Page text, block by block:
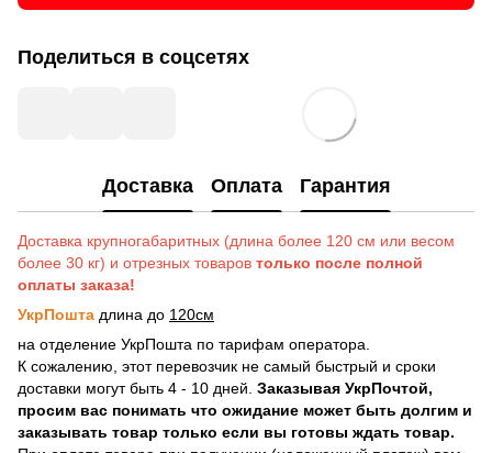
Поделиться в соцсетях
Доставка Оплата Гарантия
Доставка крупногабаритных (длина более 120 см или весом
более 30 кг) и отрезных товаров только после полной
оплаты заказа!
УкрПошта длина до 120см
на отделение УкрПошта по тарифам оператора.
К сожалению, этот перевозчик не самый быстрый и сроки
доставки могут быть 4 - 10 дней. Заказывая УкрПочтой,
просим вас понимать что ожидание может быть долгим и
заказывать товар только если вы готовы ждать товар.